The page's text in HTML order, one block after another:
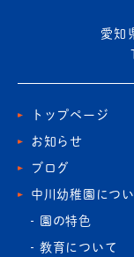
愛知
トップページ
お知らせ
ブログ
中川幼稚園につ
園の特色
教育について